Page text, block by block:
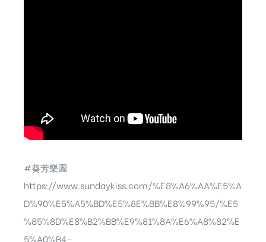
#葵芳樂園
https://www.sundaykiss.com/%E8%A6%AA%E5%A
D%90%E5%A5%BD%E5%8E%BB%E8%99%95/%E5
%85%8D%E8%B2%BB%E9%81%8A%E6%A8%82%E
5%A0%B4-